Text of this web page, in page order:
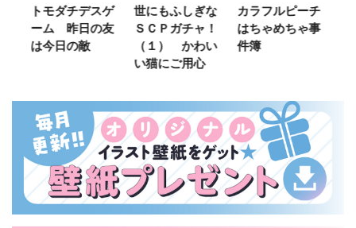
トモダチデスゲ
ーム 昨日の友
は今日の敵
世にもふしぎな
ＳＣＰガチャ！
（１） かわい
い猫にご用心
カラフルピーチ
はちゃめちゃ事
件簿